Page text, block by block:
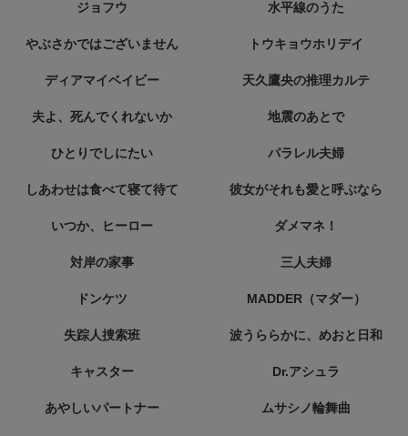
ジョフウ 水平線のうた
やぶさかではございません トウキョウホリデイ
ディアマイベイビー 天久鷹央の推理カルテ
夫よ、死んでくれないか 地震のあとで
ひとりでしにたい パラレル夫婦
しあわせは食べて寝て待て 彼女がそれも愛と呼ぶなら
いつか、ヒーロー ダメマネ！
対岸の家事 三人夫婦
ドンケツ MADDER（マダー）
失踪人捜索班 波うららかに、めおと日和
キャスター Dr.アシュラ
あやしいパートナー ムサシノ輪舞曲